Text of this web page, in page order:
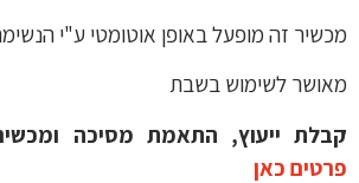
מכשיר זה מופעל באופן אוטומטי ע"י
מאושר לשימוש בשבת
קבלת ייעוץ, התאמת מסיכה
פרטים כאן